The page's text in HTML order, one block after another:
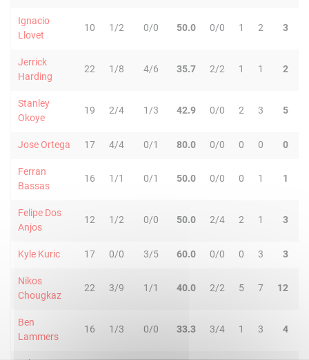
Ignacio
Llovet
10 1/2 0/0 50.0 0/0 1 2 3
Jerrick
Harding
22 1/8 4/6 35.7 2/2 1 1 2
Stanley
Okoye
19 2/4 1/3 42.9 0/0 2 3 5
Jose Ortega 17 4/4 0/1 80.0 0/0 0 0 0
Ferran
Bassas
16 1/1 0/1 50.0 0/0 0 1 1
Felipe Dos
Anjos
12 1/2 0/0 50.0 2/4 2 1 3
Kyle Kuric 17 0/0 3/5 60.0 0/0 0 3 3
Nikos
Chougkaz
22 3/9 1/1 40.0 2/2 5 7 12
Ben
Lammers
16 1/3 0/0 33.3 3/4 1 3 4